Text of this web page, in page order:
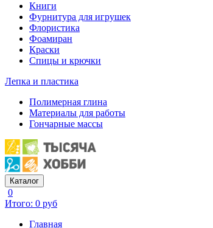
Книги
Фурнитура для игрушек
Флористика
Фоамиран
Краски
Спицы и крючки
Лепка и пластика
Полимерная глина
Материалы для работы
Гончарные массы
Каталог
0
Итого: 0 руб
Главная